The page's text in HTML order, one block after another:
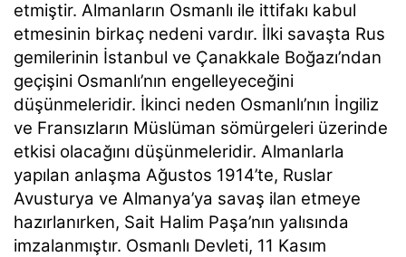
etmiştir. Almanların Osmanlı ile ittifakı kabul
etmesinin birkaç nedeni vardır. İlki savaşta Rus
gemilerinin İstanbul ve Çanakkale Boğazı’ndan
geçişini Osmanlı’nın engelleyeceğini
düşünmeleridir. İkinci neden Osmanlı’nın İngiliz
ve Fransızların Müslüman sömürgeleri üzerinde
etkisi olacağını düşünmeleridir. Almanlarla
yapılan anlaşma Ağustos 1914’te, Ruslar
Avusturya ve Almanya’ya savaş ilan etmeye
hazırlanırken, Sait Halim Paşa’nın yalısında
imzalanmıştır. Osmanlı Devleti, 11 Kasım